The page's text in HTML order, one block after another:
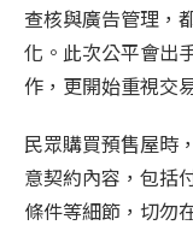
查核與廣告管理，
化。此次公平會出
作，更開始重視交
民眾購買預售屋時
意契約內容，包括
條件等細節，切勿